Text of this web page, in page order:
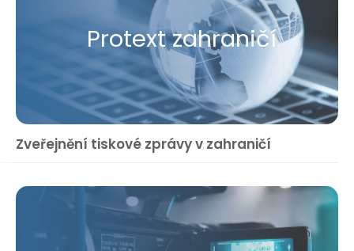
Protext zahraničí
Zveřejnění tiskové zprávy v zahraničí